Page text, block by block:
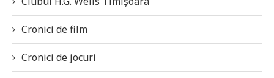
Cronici de film
Cronici de jocuri